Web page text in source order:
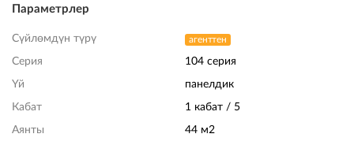
Параметрлер
Сүйлөмдүн түрү агенттен
Серия 104 серия
Үй панелдик
Кабат 1 кабат / 5
Аянты 44 м2